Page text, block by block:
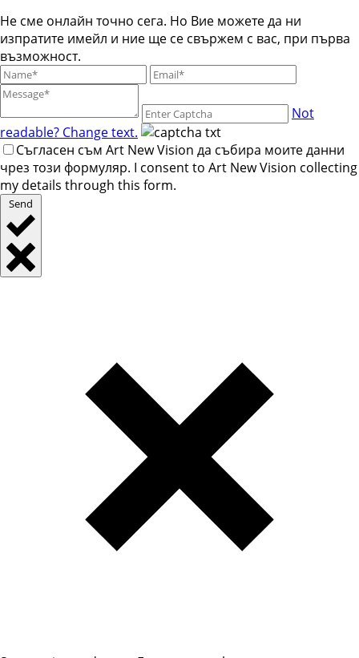
Не сме онлайн точно сега. Но Вие можете да ни
изпратите имейл и ние ще се свържем с вас, при първа
възможност.
Not
readable? Change text.
Съгласен съм Art New Vision да събира моите данни
чрез този формуляр. I consent to Art New Vision collecting
my details through this form.
Send